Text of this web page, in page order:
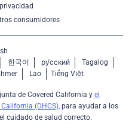
consumidores
한국어 ру́сский
Tagalog
Lao Tiếng Việt
de Covered California y el
(DHCS), para ayudar a los
cuidado de salud correcto.